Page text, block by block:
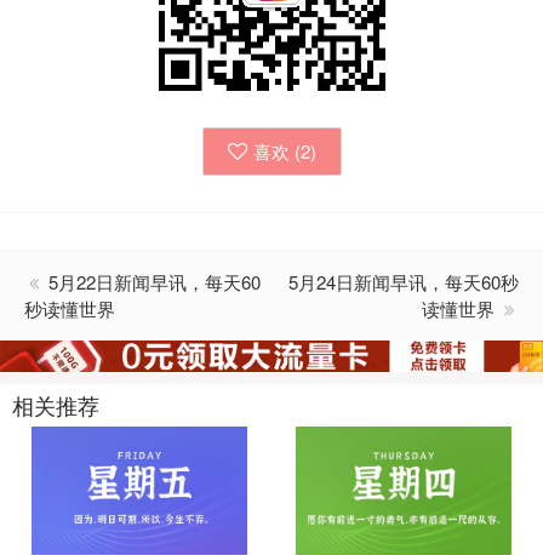
喜欢 (2)
5月22日新闻早讯，每天60
秒读懂世界
5月24日新闻早讯，每天60秒
读懂世界
相关推荐